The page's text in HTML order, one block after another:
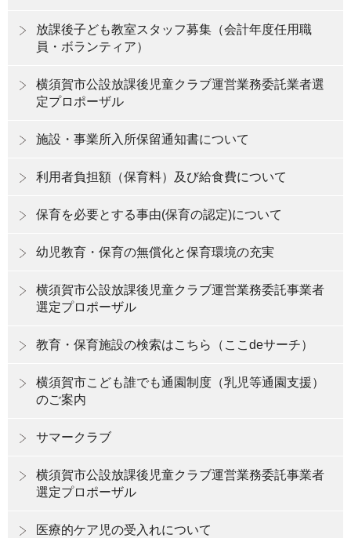
放課後子ども教室スタッフ募集（会計年度任用職
員・ボランティア）
横須賀市公設放課後児童クラブ運営業務委託業者選
定プロポーザル
施設・事業所入所保留通知書について
利用者負担額（保育料）及び給食費について
保育を必要とする事由(保育の認定)について
幼児教育・保育の無償化と保育環境の充実
横須賀市公設放課後児童クラブ運営業務委託事業者
選定プロポーザル
教育・保育施設の検索はこちら（ここdeサーチ）
横須賀市こども誰でも通園制度（乳児等通園支援）
のご案内
サマークラブ
横須賀市公設放課後児童クラブ運営業務委託事業者
選定プロポーザル
医療的ケア児の受入れについて